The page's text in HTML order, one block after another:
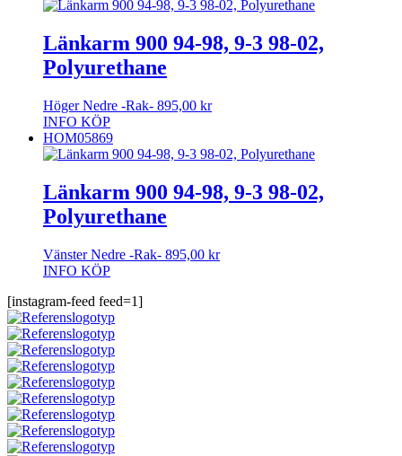
Länkarm 900 94-98, 9-3 98-02,
Polyurethane
Höger Nedre -Rak- 895,00 kr
INFO KÖP
HOM05869
Länkarm 900 94-98, 9-3 98-02,
Polyurethane
Vänster Nedre -Rak- 895,00 kr
INFO KÖP
[instagram-feed feed=1]